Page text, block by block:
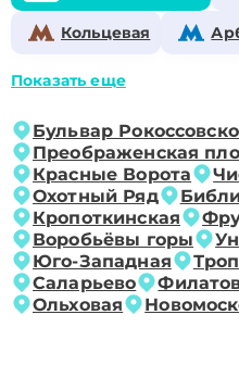
Кольцевая
Показать еще
Бульвар
Преображенская
Красные Ворота
Охотный Ряд
Кропоткинская
Воробьёвы горы
Юго-Западная
Саларьево
Ольховая